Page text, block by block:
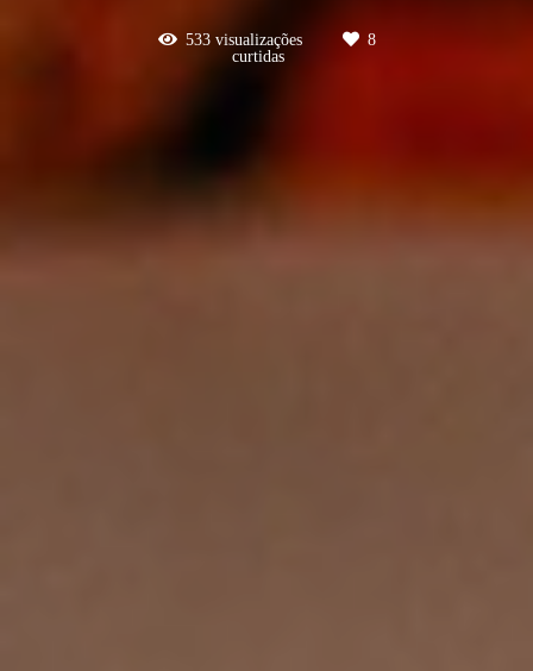
533visualizações
8
curtidas